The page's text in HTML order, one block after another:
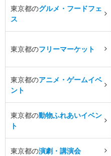
東京都のグルメ・フードフェ
ス
東京都のフリーマーケット
東京都のアニメ・ゲームイベ
ント
東京都の動物ふれあいイベン
ト
東京都の演劇・講演会